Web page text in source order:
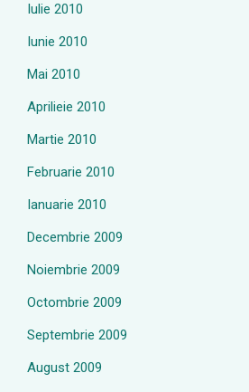
Iulie 2010
Iunie 2010
Mai 2010
Aprilieie 2010
Martie 2010
Februarie 2010
Ianuarie 2010
Decembrie 2009
Noiembrie 2009
Octombrie 2009
Septembrie 2009
August 2009